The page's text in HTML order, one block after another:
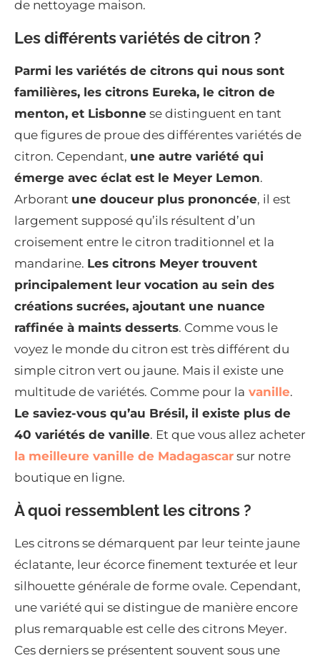
de nettoyage maison.
Les différents variétés de citron ?
Parmi les variétés de citrons qui nous sont
familières, les citrons Eureka, le citron de
menton, et Lisbonne se distinguent en tant
que figures de proue des différentes variétés de
citron. Cependant, une autre variété qui
émerge avec éclat est le Meyer Lemon.
Arborant une douceur plus prononcée, il est
largement supposé qu’ils résultent d’un
croisement entre le citron traditionnel et la
mandarine. Les citrons Meyer trouvent
principalement leur vocation au sein des
créations sucrées, ajoutant une nuance
raffinée à maints desserts. Comme vous le
voyez le monde du citron est très différent du
simple citron vert ou jaune. Mais il existe une
multitude de variétés. Comme pour la vanille.
Le saviez-vous qu’au Brésil, il existe plus de
40 variétés de vanille. Et que vous allez acheter
la meilleure vanille de Madagascar sur notre
boutique en ligne.
À quoi ressemblent les citrons ?
Les citrons se démarquent par leur teinte jaune
éclatante, leur écorce finement texturée et leur
silhouette générale de forme ovale. Cependant,
une variété qui se distingue de manière encore
plus remarquable est celle des citrons Meyer.
Ces derniers se présentent souvent sous une